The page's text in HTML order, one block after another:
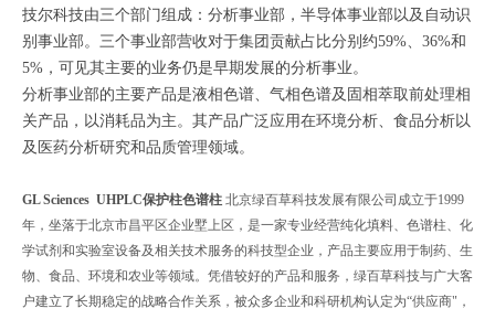
技尔科技由三个部门组成：分析事业部，半导体事业部以及自动识
别事业部。三个事业部营收对于集团贡献占比分别约59%、36%和
5%，可见其主要的业务仍是早期发展的分析事业。
分析事业部的主要产品是液相色谱、气相色谱及固相萃取前处理相
关产品，以消耗品为主。其产品广泛应用在环境分析、食品分析以
及医药分析研究和品质管理领域。
GL Sciences UHPLC保护柱色谱柱 北京绿百草科技发展有限公司成立于1999
年，坐落于北京市昌平区企业墅上区，是一家专业经营纯化填料、色谱柱、化
学试剂和实验室设备及相关技术服务的科技型企业，产品主要应用于制药、生
物、食品、环境和农业等领域。凭借较好的产品和服务，绿百草科技与广大客
户建立了长期稳定的战略合作关系，被众多企业和科研机构认定为“供应商"，